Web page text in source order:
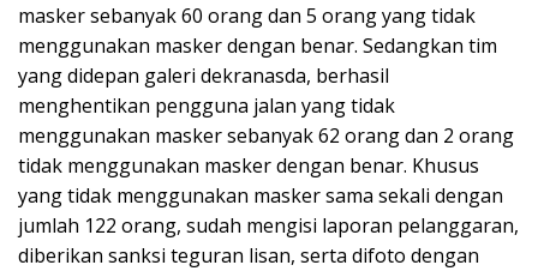
masker sebanyak 60 orang dan 5 orang yang tidak
menggunakan masker dengan benar. Sedangkan tim
yang didepan galeri dekranasda, berhasil
menghentikan pengguna jalan yang tidak
menggunakan masker sebanyak 62 orang dan 2 orang
tidak menggunakan masker dengan benar. Khusus
yang tidak menggunakan masker sama sekali dengan
jumlah 122 orang, sudah mengisi laporan pelanggaran,
diberikan sanksi teguran lisan, serta difoto dengan